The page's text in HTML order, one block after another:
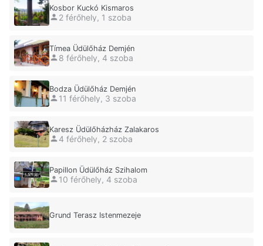
Kosbor Kuckó Kismaros
2 férőhely, 1 szoba
Tímea Üdülőház Demjén
8 férőhely, 4 szoba
Bodza Üdülőház Demjén
11 férőhely, 3 szoba
Karesz Üdülőházház Zalakaros
4 férőhely, 2 szoba
Papillon Üdülőház Szihalom
10 férőhely, 4 szoba
Grund Terasz Istenmezeje